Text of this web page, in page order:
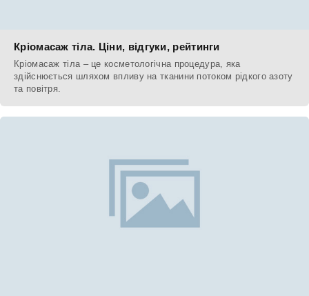
Кріомасаж тіла. Ціни, відгуки, рейтинги
Кріомасаж тіла – це косметологічна процедура, яка
здійснюється шляхом впливу на тканини потоком рідкого азоту
та повітря.